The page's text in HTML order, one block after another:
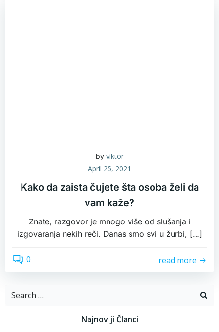
by viktor
April 25, 2021
Kako da zaista čujete šta osoba želi da
vam kaže?
Znate, razgovor je mnogo više od slušanja i
izgovaranja nekih reči. Danas smo svi u žurbi, […]
0 read more
Search
Najnoviji Članci